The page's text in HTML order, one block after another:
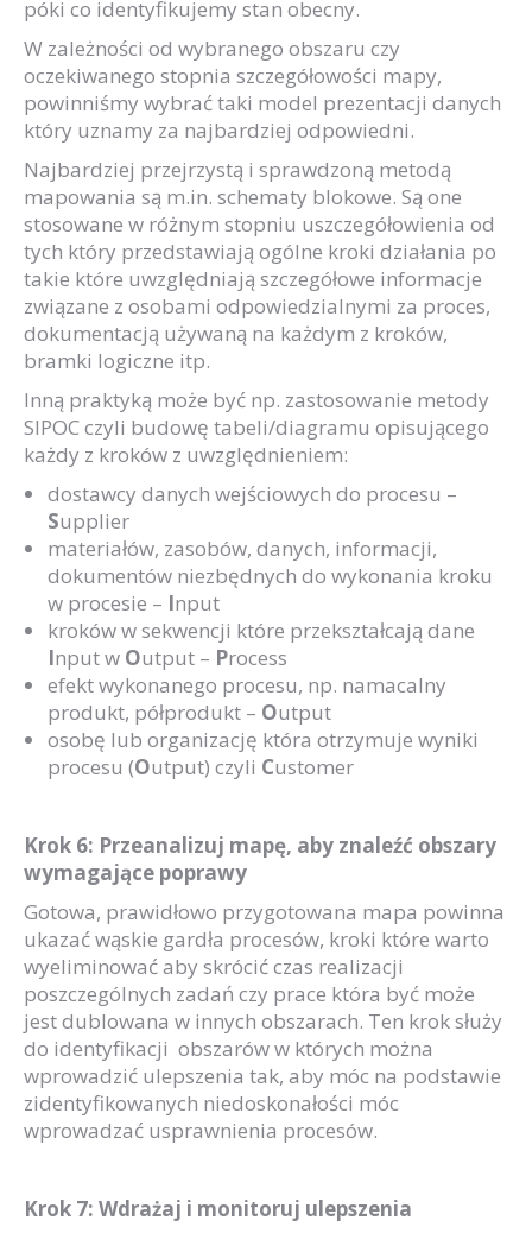
póki co identyfikujemy stan obecny.
W zależności od wybranego obszaru czy
oczekiwanego stopnia szczegółowości mapy,
powinniśmy wybrać taki model prezentacji danych
który uznamy za najbardziej odpowiedni.
Najbardziej przejrzystą i sprawdzoną metodą
mapowania są m.in. schematy blokowe. Są one
stosowane w różnym stopniu uszczegółowienia od
tych który przedstawiają ogólne kroki działania po
takie które uwzględniają szczegółowe informacje
związane z osobami odpowiedzialnymi za proces,
dokumentacją używaną na każdym z kroków,
bramki logiczne itp.
Inną praktyką może być np. zastosowanie metody
SIPOC czyli budowę tabeli/diagramu opisującego
każdy z kroków z uwzględnieniem:
dostawcy danych wejściowych do procesu –
Supplier
materiałów, zasobów, danych, informacji,
dokumentów niezbędnych do wykonania kroku
w procesie – Input
kroków w sekwencji które przekształcają dane
Input w Output – Process
efekt wykonanego procesu, np. namacalny
produkt, półprodukt – Output
osobę lub organizację która otrzymuje wyniki
procesu (Output) czyli Customer
Krok 6: Przeanalizuj mapę, aby znaleźć obszary
wymagające poprawy
Gotowa, prawidłowo przygotowana mapa powinna
ukazać wąskie gardła procesów, kroki które warto
wyeliminować aby skrócić czas realizacji
poszczególnych zadań czy prace która być może
jest dublowana w innych obszarach. Ten krok służy
do identyfikacji obszarów w których można
wprowadzić ulepszenia tak, aby móc na podstawie
zidentyfikowanych niedoskonałości móc
wprowadzać usprawnienia procesów.
Krok 7: Wdrażaj i monitoruj ulepszenia